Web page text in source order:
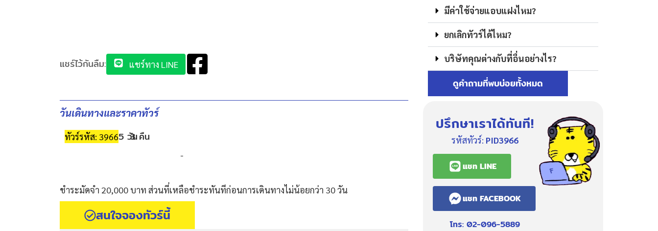
แชร์ไว้กันลืม: แชร์ทาง LINE
วันเดินทางและราคาทัวร์
ทัวร์รหัส: 39665 วัน3 คืน
-
ชำระมัดจำ 20,000 บาท ส่วนที่เหลือชำระทันทีก่อนการเดินทางไม่น้อยกว่า 30 วัน
สนใจจองทัวร์นี้
มีค่าใช้จ่ายแอบแฝงไหม?
ยกเลิกทัวร์ได้ไหม?
บริษัทคุณต่างกับที่อื่นอย่างไร?
ดูคำถามที่พบบ่อยทั้งหมด
ปรึกษาเราได้ทันที!
รหัสทัวร์: PID3966
แชท LINE
แชท FACEBOOK
โทร: 02-096-5889